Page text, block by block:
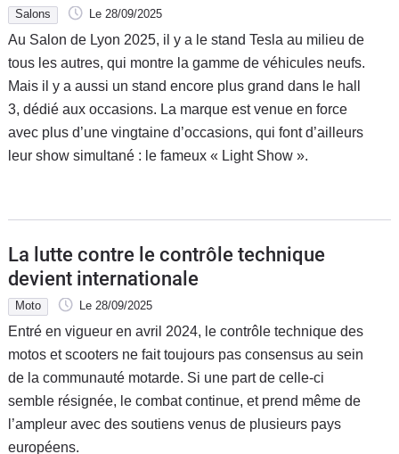
Salons Le 28/09/2025
Au Salon de Lyon 2025, il y a le stand Tesla au milieu de
tous les autres, qui montre la gamme de véhicules neufs.
Mais il y a aussi un stand encore plus grand dans le hall
3, dédié aux occasions. La marque est venue en force
avec plus d’une vingtaine d’occasions, qui font d’ailleurs
leur show simultané : le fameux « Light Show ».
La lutte contre le contrôle technique
devient internationale
Moto Le 28/09/2025
Entré en vigueur en avril 2024, le contrôle technique des
motos et scooters ne fait toujours pas consensus au sein
de la communauté motarde. Si une part de celle-ci
semble résignée, le combat continue, et prend même de
l’ampleur avec des soutiens venus de plusieurs pays
européens.